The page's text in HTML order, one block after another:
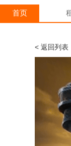
首页
< 返回列表